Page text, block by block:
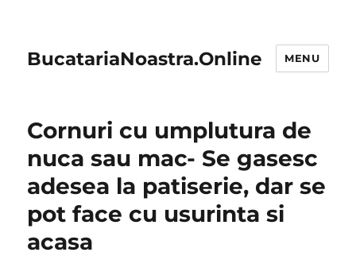
BucatariaNoastra.Online MENU
Cornuri cu umplutura de
nuca sau mac- Se gasesc
adesea la patiserie, dar se
pot face cu usurinta si
acasa